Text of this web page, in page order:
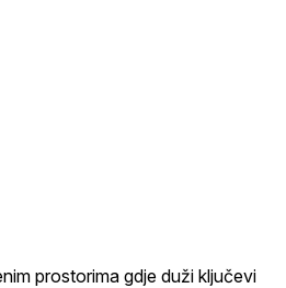
prostorima gdje duži ključevi